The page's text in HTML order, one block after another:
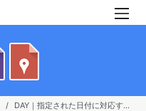
DAY｜指定された日付に対応する「日」